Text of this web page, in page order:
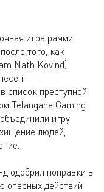
игра рамми
того, как
Nath Kovind)
список преступной
Telangana Gaming
игру
людей,
одобрил поправки в
опасных действий